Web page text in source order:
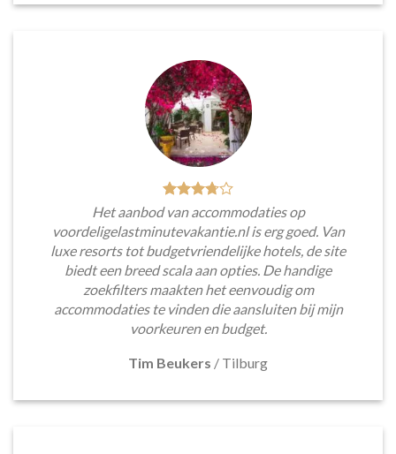
Het aanbod van accommodaties op
voordeligelastminutevakantie.nl is erg goed. Van
luxe resorts tot budgetvriendelijke hotels, de site
biedt een breed scala aan opties. De handige
zoekfilters maakten het eenvoudig om
accommodaties te vinden die aansluiten bij mijn
voorkeuren en budget.
Tim Beukers / Tilburg